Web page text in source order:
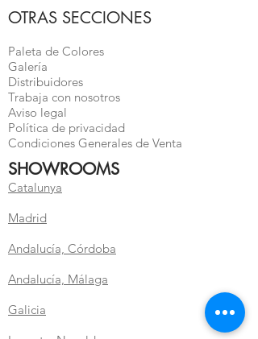
OTRAS SECCIONES
Paleta de Colores
Galería
Distribuidores
Trabaja con nosotros
Aviso legal
Política de privacidad
Condiciones Generales de Venta
SHOWROOMS
Catalunya
Madrid
Andalucía, Córdoba
Andalucía, Málaga
Galicia